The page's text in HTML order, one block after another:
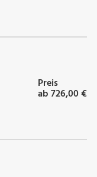
Preis
ab 726,00 €